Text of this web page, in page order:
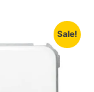
Sale!